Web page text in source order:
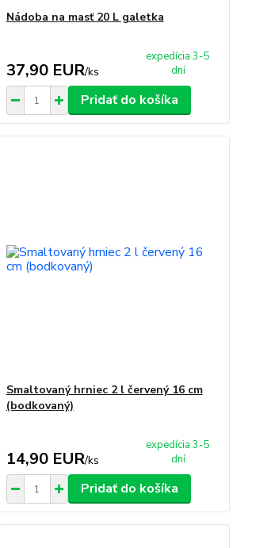
Nádoba na masť 20 L galetka
37,90 EUR/ks
expedícia 3-5
dní
Pridať do košíka
Smaltovaný hrniec 2 l červený 16 cm
(bodkovaný)
14,90 EUR/ks
expedícia 3-5
dní
Pridať do košíka